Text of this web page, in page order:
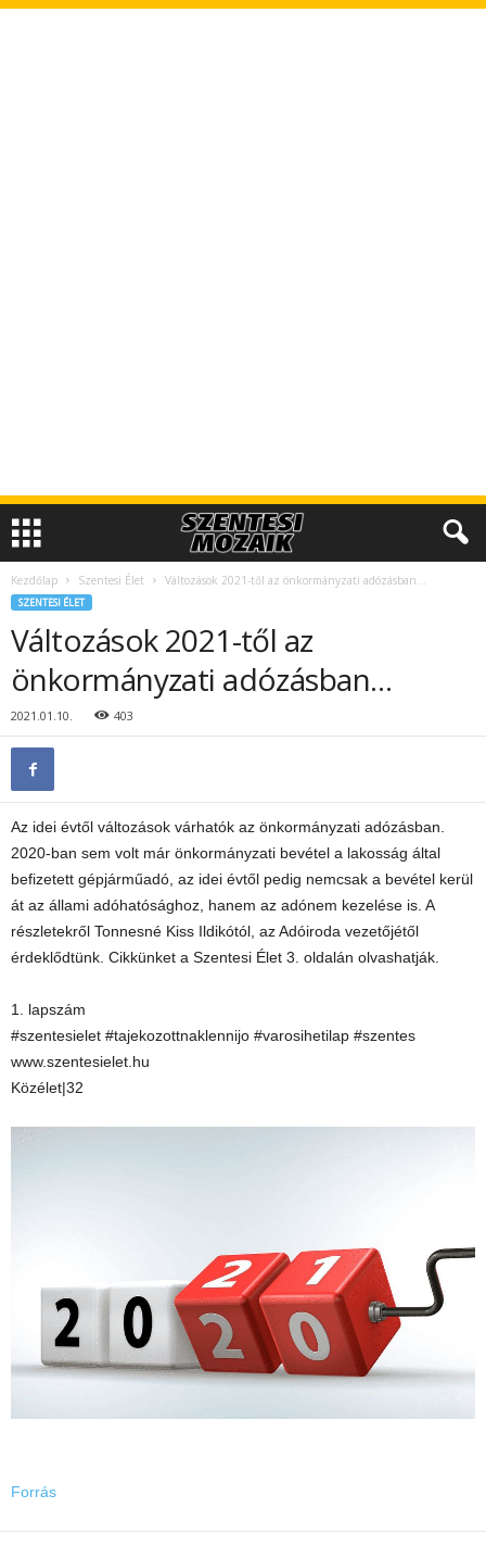
Kezdőlap Szentesi Élet Változások 2021-től az önkormányzati adózásban…
SZENTESI ÉLET
Változások 2021-től az
önkormányzati adózásban…
2021.01.10. 403
Az idei évtől változások várhatók az önkormányzati adózásban.
2020-ban sem volt már önkormányzati bevétel a lakosság által
befizetett gépjárműadó, az idei évtől pedig nemcsak a bevétel kerül
át az állami adóhatósághoz, hanem az adónem kezelése is. A
részletekről Tonnesné Kiss Ildikótól, az Adóiroda vezetőjétől
érdeklődtünk. Cikkünket a Szentesi Élet 3. oldalán olvashatják.
1. lapszám
#szentesielet #tajekozottnaklennijo #varosihetilap #szentes
www.szentesielet.hu
Közélet|32
Forrás